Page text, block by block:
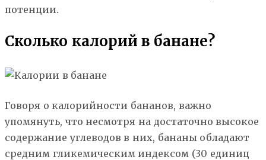
потенции.
Сколько калорий в банане?
Говоря о калорийности бананов, важно
упомянуть, что несмотря на достаточно высокое
содержание углеводов в них, бананы обладают
средним гликемическим индексом (30 единиц